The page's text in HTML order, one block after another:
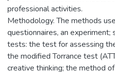
professional activities.
Methodology. The methods
questionnaires, an
tests: the test for assessing
the modified Torrance test
creative thinking; the method